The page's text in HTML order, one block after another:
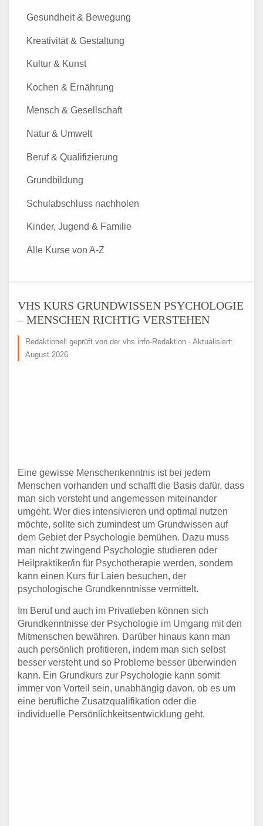
VHS KURS GRUNDWISSEN PSYCHOLOGIE
– MENSCHEN RICHTIG VERSTEHEN
Redaktionell geprüft von der vhs.info-Redaktion · Aktualisiert:
August 2026
Eine gewisse Menschenkenntnis ist bei jedem
Menschen vorhanden und schafft die Basis dafür, dass
man sich versteht und angemessen miteinander
umgeht. Wer dies intensivieren und optimal nutzen
möchte, sollte sich zumindest um Grundwissen auf
dem Gebiet der Psychologie bemühen. Dazu muss
man nicht zwingend Psychologie studieren oder
Heilpraktiker/in für Psychotherapie werden, sondern
kann einen Kurs für Laien besuchen, der
psychologische Grundkenntnisse vermittelt.
Im Beruf und auch im Privatleben können sich
Grundkenntnisse der Psychologie im Umgang mit den
Mitmenschen bewähren. Darüber hinaus kann man
auch persönlich profitieren, indem man sich selbst
besser versteht und so Probleme besser überwinden
kann. Ein Grundkurs zur Psychologie kann somit
immer von Vorteil sein, unabhängig davon, ob es um
eine berufliche Zusatzqualifikation oder die
individuelle Persönlichkeitsentwicklung geht.
Gesundheit & Bewegung
Kreativität & Gestaltung
Kultur & Kunst
Kochen & Ernährung
Mensch & Gesellschaft
Natur & Umwelt
Beruf & Qualifizierung
Grundbildung
Schulabschluss nachholen
Kinder, Jugend & Familie
Alle Kurse von A-Z